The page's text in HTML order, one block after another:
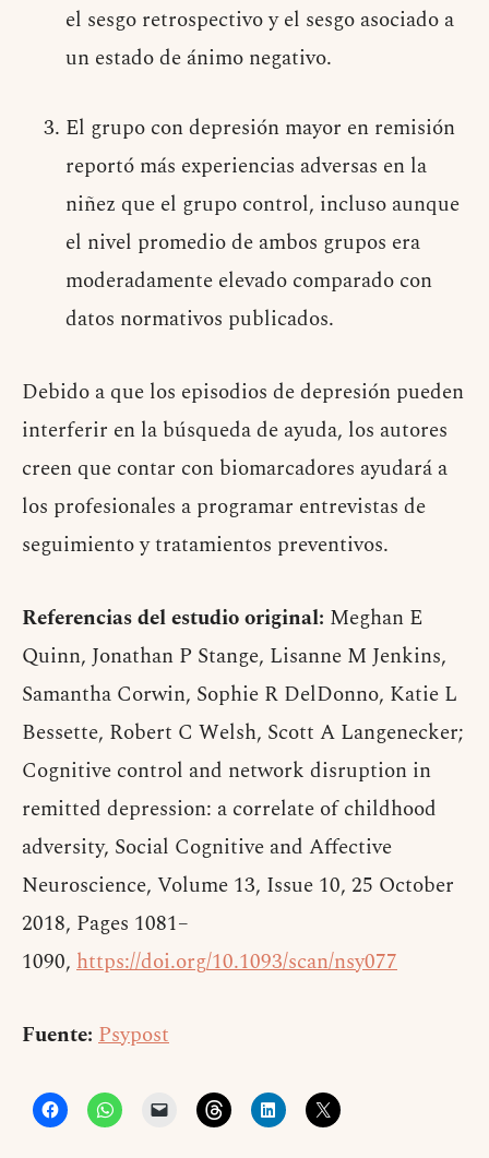
el sesgo retrospectivo y el sesgo asociado a
un estado de ánimo negativo.
El grupo con depresión mayor en remisión
reportó más experiencias adversas en la
niñez que el grupo control, incluso aunque
el nivel promedio de ambos grupos era
moderadamente elevado comparado con
datos normativos publicados.
Debido a que los episodios de depresión pueden
interferir en la búsqueda de ayuda, los autores
creen que contar con biomarcadores ayudará a
los profesionales a programar entrevistas de
seguimiento y tratamientos preventivos.
Referencias del estudio original: Meghan E
Quinn, Jonathan P Stange, Lisanne M Jenkins,
Samantha Corwin, Sophie R DelDonno, Katie L
Bessette, Robert C Welsh, Scott A Langenecker;
Cognitive control and network disruption in
remitted depression: a correlate of childhood
adversity, Social Cognitive and Affective
Neuroscience, Volume 13, Issue 10, 25 October
2018, Pages 1081–
1090, https://doi.org/10.1093/scan/nsy077
Fuente: Psypost